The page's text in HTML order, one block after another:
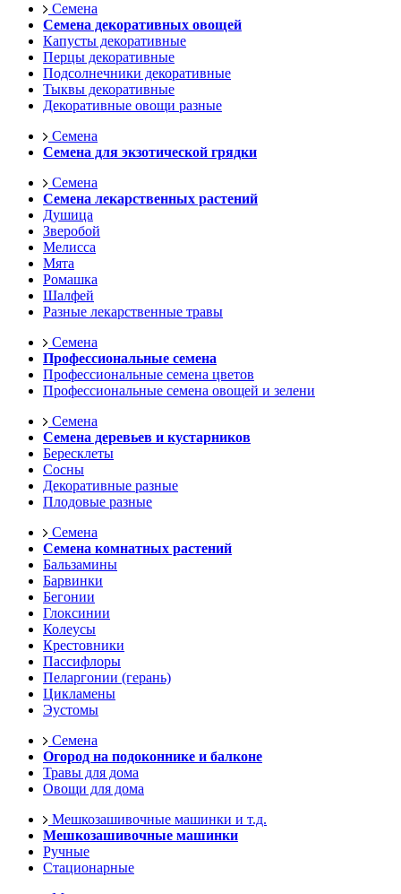
Семена
Семена декоративных овощей
Капусты декоративные
Перцы декоративные
Подсолнечники декоративные
Тыквы декоративные
Декоративные овощи разные
Семена
Семена для экзотической грядки
Семена
Семена лекарственных растений
Душица
Зверобой
Мелисса
Мята
Ромашка
Шалфей
Разные лекарственные травы
Семена
Профессиональные семена
Профессиональные семена цветов
Профессиональные семена овощей и зелени
Семена
Семена деревьев и кустарников
Бересклеты
Сосны
Декоративные разные
Плодовые разные
Семена
Семена комнатных растений
Бальзамины
Барвинки
Бегонии
Глоксинии
Колеусы
Крестовники
Пассифлоры
Пеларгонии (герань)
Цикламены
Эустомы
Семена
Огород на подоконнике и балконе
Травы для дома
Овощи для дома
Мешкозашивочные машинки и т.д.
Мешкозашивочные машинки
Ручные
Стационарные